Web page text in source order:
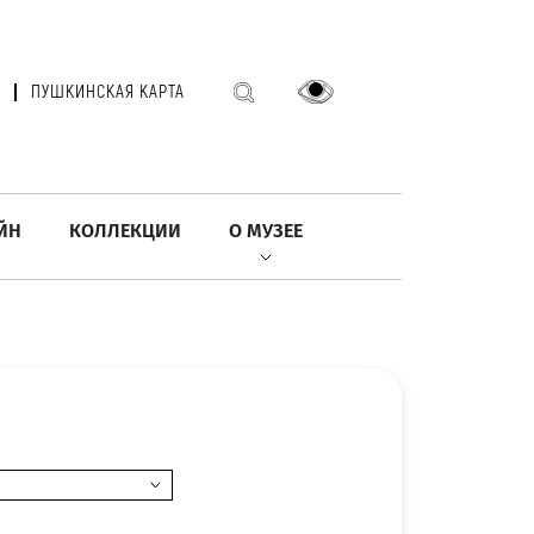
ПУШКИНСКАЯ КАРТА
КОЛЛЕКЦИИ О МУЗЕЕ